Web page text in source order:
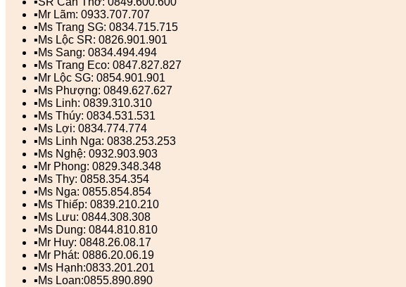
▪️Mr Lãm: 0933.707.707
▪️Ms Trang SG: 0834.715.715
▪️Ms Lộc SR: 0826.901.901
▪️Ms Sang: 0834.494.494
▪️Ms Trang Eco: 0847.827.827
▪️Mr Lộc SG: 0854.901.901
▪️Ms Phượng: 0849.627.627
▪️Ms Linh: 0839.310.310
▪️Ms Thúy: 0834.531.531
▪️Ms Lợi: 0834.774.774
▪️Ms Linh Nga: 0838.253.253
▪️Ms Nghệ: 0932.903.903
▪️Mr Phong: 0829.348.348
▪️Ms Thy: 0858.354.354
▪️Ms Nga: 0855.854.854
▪️Ms Thiếp: 0839.210.210
▪️Ms Lưu: 0844.308.308
▪️Ms Dung: 0844.810.810
▪️Mr Huy: 0848.26.08.17
▪️Mr Phát: 0886.20.06.19
▪️Ms Hạnh:0833.201.201
▪️Ms Loan:0855.890.890